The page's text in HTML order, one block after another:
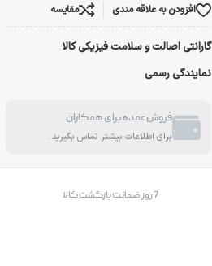
افزودن به علاقه مندی مقایسه
گارانتی اصالت و سلامت فیزیکی کالا
نمایندگی رسمی
فروش عمده برای همکاران
برای اطلاعات بیشتر تماس بگیرید .
7 روز ضمانت بازگشت کالا